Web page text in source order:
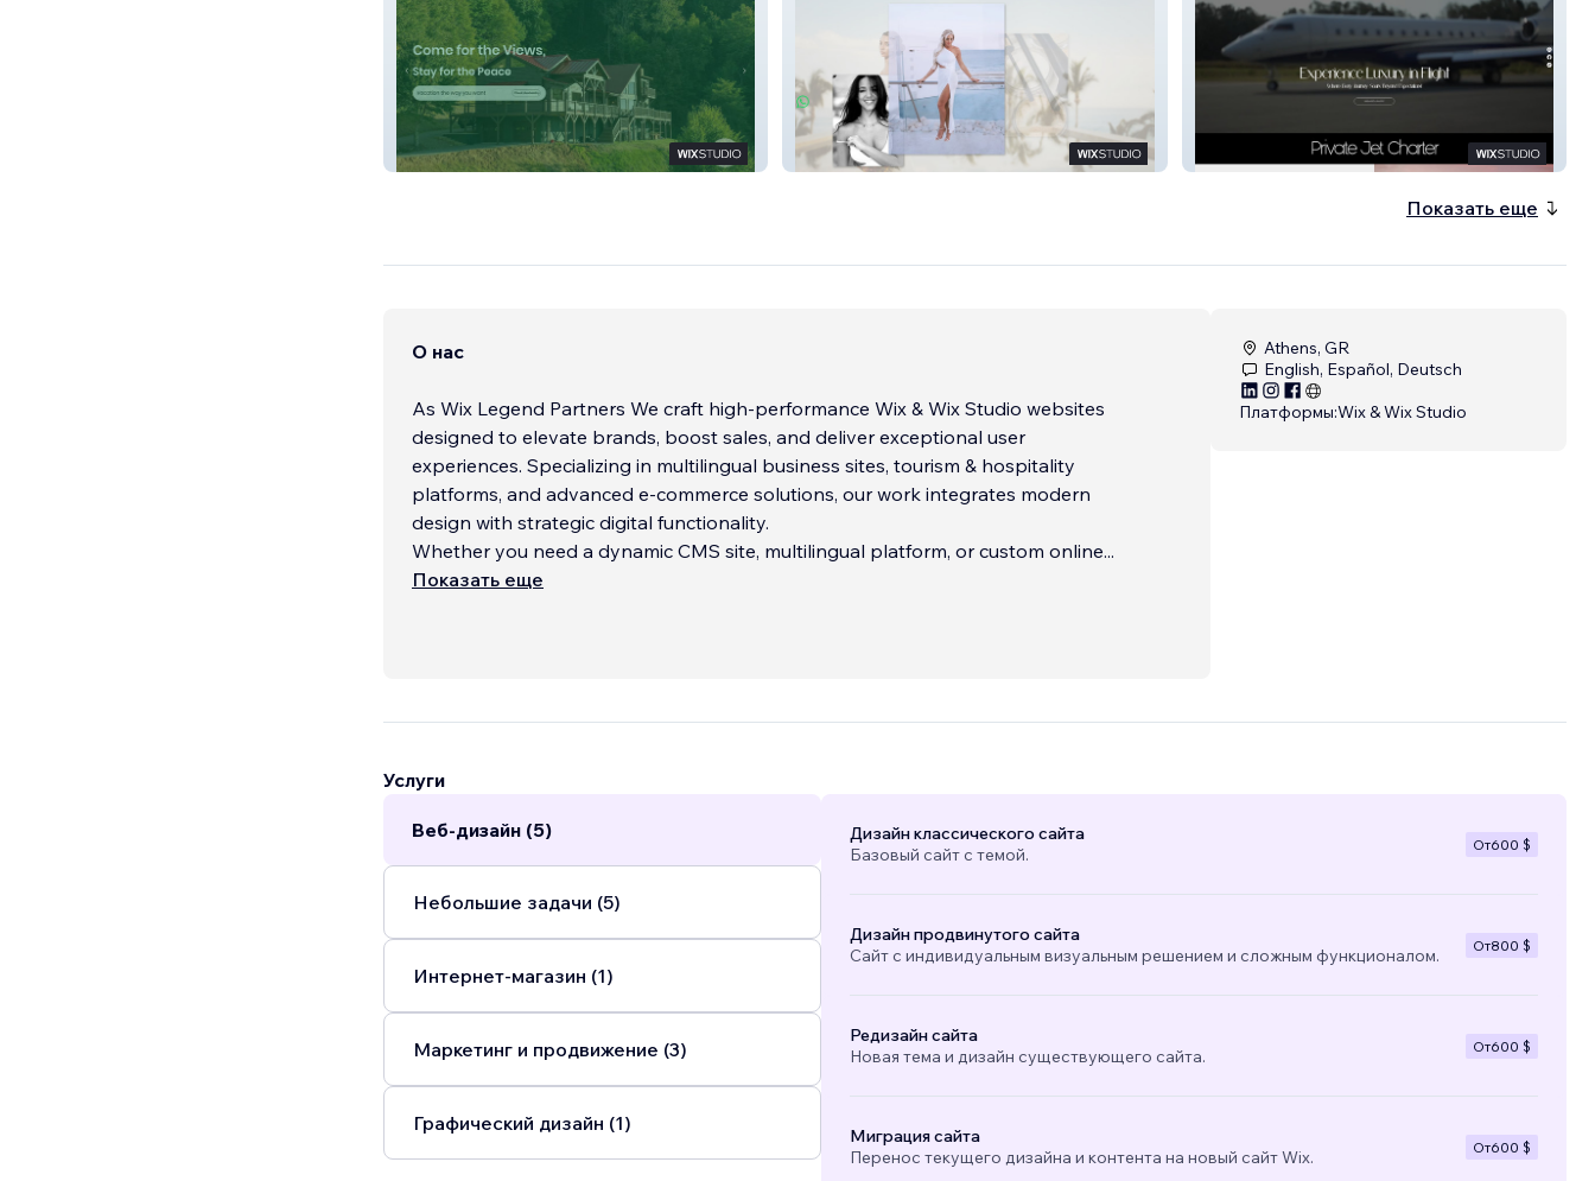
Great Escape Cabo Hair and Makeup Rosmak Aviation
Показать еще
О нас
As Wix Legend Partners We craft high-performance Wix & Wix Studio websites
designed to elevate brands, boost sales, and deliver exceptional user
experiences. Specializing in multilingual business sites, tourism & hospitality
platforms, and advanced e-commerce solutions, our work integrates modern
design with strategic digital functionality.
Whether you need a dynamic CMS site, multilingual platform, or custom online...
Показать еще
Athens, GR
English, Español, Deutsch
Платформы:Wix & Wix Studio
Услуги
Веб-дизайн (5)
Небольшие задачи (5)
Интернет-магазин (1)
Маркетинг и продвижение (3)
Графический дизайн (1)
Дизайн классического сайта
Базовый сайт с темой.
От600 $
Дизайн продвинутого сайта
Сайт с индивидуальным визуальным решением и сложным функционалом.
От800 $
Редизайн сайта
Новая тема и дизайн существующего сайта.
От600 $
Миграция сайта
Перенос текущего дизайна и контента на новый сайт Wix.
От600 $